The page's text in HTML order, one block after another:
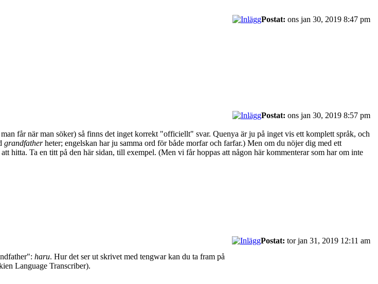
Postat: ons jan 30, 2019 8:47 pm
Postat: ons jan 30, 2019 8:57 pm
får när man söker) så finns det inget korrekt "officiellt" svar. Quenya är ju på inget vis ett komplett språk, och
grandfatherheter; engelskan har ju samma ord för både morfar och farfar.) Men om du nöjer dig med ett
hitta. Ta en titt på den här sidan, till exempel. (Men vi får hoppas att någon här kommenterar som har om inte
Postat: tor jan 31, 2019 12:11 am
haru. Hur det ser ut skrivet med tengwar kan du ta fram på
Language Transcriber).